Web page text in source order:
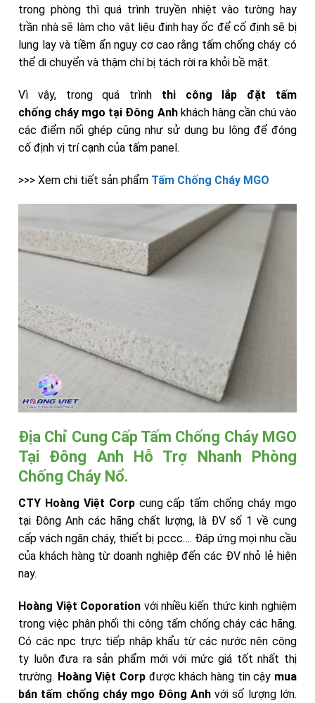
trong phòng thì quá trình truyền nhiệt vào tường hay
trần nhà sẽ làm cho vật liệu đinh hay ốc để cố định sẽ bị
lung lay và tiềm ẩn nguy cơ cao rằng tấm chống cháy có
thể di chuyển và thậm chí bị tách rời ra khỏi bề mặt.
Vì vậy, trong quá trình thi công lắp đặt tấm
chống cháy mgo tại Đông Anhkhách hàng cần chú vào
các điểm nối ghép cũng như sử dụng bu lông để đóng
cố định vị trí cạnh của tấm panel.
>>> Xem chi tiết sản phẩm Tấm Chống Cháy MGO
Địa Chỉ Cung Cấp Tấm Chống Cháy MGO
Tại Đông Anh Hỗ Trợ Nhanh Phòng
Chống Cháy Nổ.
CTY Hoàng Việt Corpcung cấp tấm chống cháy mgo
tại Đông Anh các hãng chất lượng, là ĐV số 1 về cung
cấp vách ngăn cháy, thiết bị pccc…. Đáp ứng mọi nhu cầu
của khách hàng từ doanh nghiệp đến các ĐV nhỏ lẻ hiện
nay.
Hoàng Việt Coporation với nhiều kiến thức kinh nghiệm
trong việc phân phối thi công tấm chống cháy các hãng.
Có các npc trực tiếp nhập khẩu từ các nước nên công
ty luôn đưa ra sản phẩm mới với mức giá tốt nhất thị
trường. Hoàng Việt Corp được khách hàng tin cậy mua
bán tấm chống cháy mgo Đông Anh với số lượng lớn.